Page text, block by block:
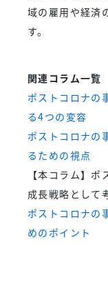
域の雇用や経済
す。
関連コラム一覧
ポストコロナの
る4つの変容
ポストコロナの
るための視点
【本コラム】
成長戦略として
ポストコロナの
めのポイント